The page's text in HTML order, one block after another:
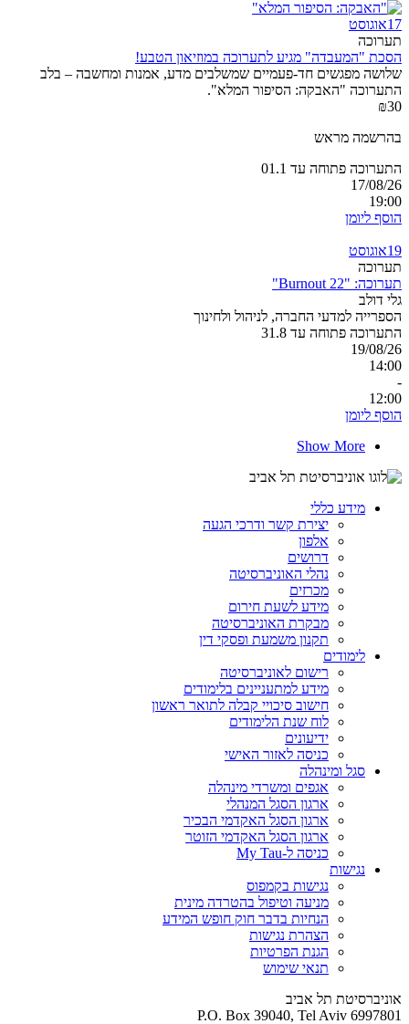
17אוגוסט
תערוכה
הסכת "המעבדה" מגיע לתערוכה במוזיאון הטבע!
שלושה מפגשים חד-פעמיים שמשלבים מדע, אמנות ומחשבה – בלב
התערוכה "האבקה: הסיפור המלא".
₪30
בהרשמה מראש
התערוכה פתוחה עד 01.1
17/08/26
19:00
הוסף ליומן
19אוגוסט
תערוכה
תערוכה: "Burnout 22"
גלי דולב
הספרייה למדעי החברה, לניהול ולחינוך
התערוכה פתוחה עד 31.8
19/08/26
14:00
-
12:00
הוסף ליומן
Show More
מידע כללי
יצירת קשר ודרכי הגעה
אלפון
דרושים
נהלי האוניברסיטה
מכרזים
מידע לשעת חירום
מבקרת האוניברסיטה
תקנון משמעת ופסקי דין
לימודים
רישום לאוניברסיטה
מידע למתעניינים בלימודים
חישוב סיכויי קבלה לתואר ראשון
לוח שנת הלימודים
ידיעונים
כניסה לאזור האישי
סגל ומינהלה
אגפים ומשרדי מינהלה
ארגון הסגל המנהלי
ארגון הסגל האקדמי הבכיר
ארגון הסגל האקדמי הזוטר
כניסה ל-My Tau
נגישות
נגישות בקמפוס
מניעה וטיפול בהטרדה מינית
הנחיות בדבר חוק חופש המידע
הצהרת נגישות
הגנת הפרטיות
תנאי שימוש
אוניברסיטת תל אביב
P.O. Box 39040, Tel Aviv 6997801